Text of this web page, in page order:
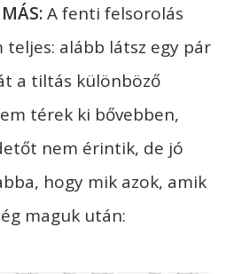
A fenti felsorolás
alább látsz egy pár
a tiltás különböző
térek ki bővebben,
nem érintik, de jó
hogy mik azok, amik
maguk után: